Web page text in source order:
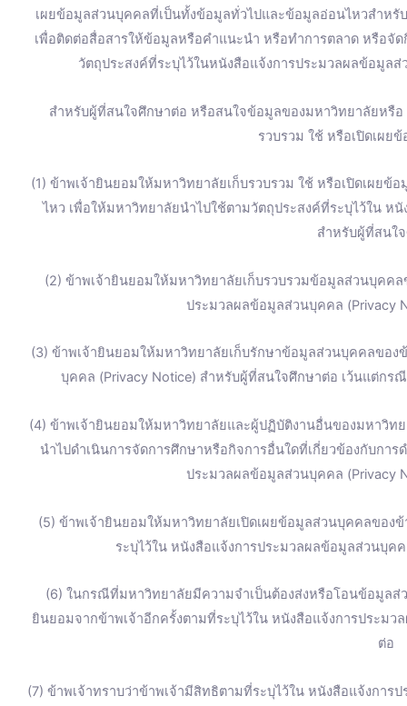
เผยข้อมูลส่วนบุคคลที่เป็นทั้งข้อมูลทั่วไปและข้อมูลอ่อนไหวสำห
เพื่อติดต่อสื่อสารให้ข้อมูลหรือคำแนะนำ หรือทำการตลาด หรือจั
วัตถุประสงค์ที่ระบุไว้ในหนังสือแจ้งการประมวลผลข้อมูล
สำหรับผู้ที่สนใจศึกษาต่อ หรือสนใจข้อมูลของมหาวิทยาลัยหรื
รวบรวม ใช้ หรือเปิดเผย
(1) ข้าพเจ้ายินยอมให้มหาวิทยาลัยเก็บรวบรวม ใช้ หรือเปิดเผย
ไหว เพื่อให้มหาวิทยาลัยนำไปใช้ตามวัตถุประสงค์ที่ระบุไว้ใน
สำหรับผู้ที่สนใ
(2) ข้าพเจ้ายินยอมให้มหาวิทยาลัยเก็บรวบรวมข้อมูลส่วนบุคค
ประมวลผลข้อมูลส่วนบุคคล (Privacy
(3) ข้าพเจ้ายินยอมให้มหาวิทยาลัยเก็บรักษาข้อมูลส่วนบุคคลของ
บุคคล (Privacy Notice) สำหรับผู้ที่สนใจศึกษาต่อ เว้นแต่ก
(4) ข้าพเจ้ายินยอมให้มหาวิทยาลัยและผู้ปฏิบัติงานอื่นของมหาวิท
นำไปดำเนินการจัดการศึกษาหรือกิจการอื่นใดที่เกี่ยวข้องกับกา
ประมวลผลข้อมูลส่วนบุคคล (Privacy
(5) ข้าพเจ้ายินยอมให้มหาวิทยาลัยเปิดเผยข้อมูลส่วนบุคคลของ
ระบุไว้ใน หนังสือแจ้งการประมวลผลข้อมูลส่วนบุค
(6) ในกรณีที่มหาวิทยาลัยมีความจำเป็นต้องส่งหรือโอนข้อมูล
ยินยอมจากข้าพเจ้าอีกครั้งตามที่ระบุไว้ใน หนังสือแจ้งการประม
ต่อ
(7) ข้าพเจ้าทราบว่าข้าพเจ้ามีสิทธิตามที่ระบุไว้ใน หนังสือแจ้งกา